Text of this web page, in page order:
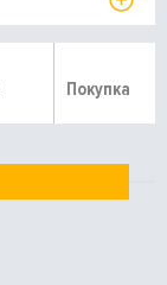
Покупка